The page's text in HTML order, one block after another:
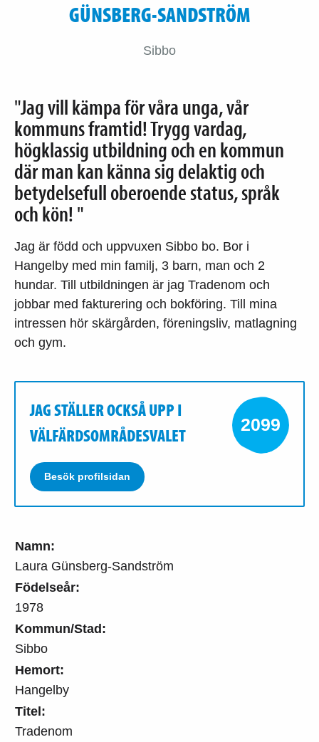
Namn:
Laura Günsberg-Sandström
Födelseår:
1978
Kommun/Stad:
Sibbo
Hemort:
Hangelby
Titel:
Tradenom
GÜNSBERG-SANDSTRÖM
Sibbo
"Jag vill kämpa för våra unga, vår
kommuns framtid! Trygg vardag,
högklassig utbildning och en kommun
där man kan känna sig delaktig och
betydelsefull oberoende status, språk
och kön! "
Jag är född och uppvuxen Sibbo bo. Bor i
Hangelby med min familj, 3 barn, man och 2
hundar. Till utbildningen är jag Tradenom och
jobbar med fakturering och bokföring. Till mina
intressen hör skärgården, föreningsliv, matlagning
och gym.
JAG STÄLLER OCKSÅ UPP I
VÄLFÄRDSOMRÅDESVALET
Besök profilsidan
2099